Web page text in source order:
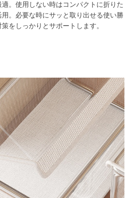
。使用しない時はコンパクトに折りた
。必要な時にサッと取り出せる使い勝
をしっかりとサポートします。